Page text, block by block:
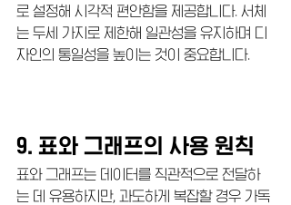
로 설정해 시각적 편안함을 제공합니다. 서체
는 두세 가지로 제한해 일관성을 유지하며 디
자인의 통일성을 높이는 것이 중요합니다.
9. 표와 그래프의 사용 원칙
표와 그래프는 데이터를 직관적으로 전달하
는 데 유용하지만, 과도하게 복잡할 경우 가독